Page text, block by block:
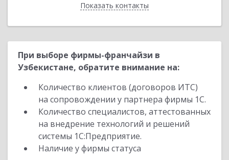
Показать контакты
Назад
При выборе фирмы-франчайзи в
Узбекистане, обратите внимание на:
Количество клиентов (договоров ИТС)
на сопровождении у партнера фирмы 1С.
Количество специалистов, аттестованных
на внедрение технологий и решений
системы 1С:Предприятие.
Наличие у фирмы статуса